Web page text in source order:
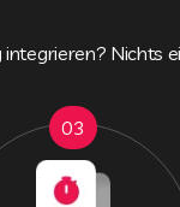
Nichts
03